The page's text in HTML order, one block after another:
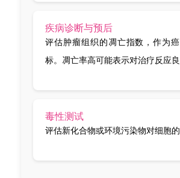
疾病诊断与预后
评估肿瘤组织的凋亡指数，作为
标。凋亡率高可能表示对治疗反应良
毒性测试
评估新化合物或环境污染物对细胞的